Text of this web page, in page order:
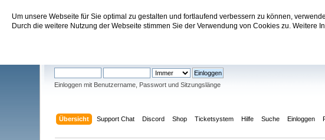
Um unsere Webseite für Sie optimal zu gestalten und fortlaufend verbessern zu können,
Durch die weitere Nutzung der Webseite stimmen Sie der Verwendung von Cookies zu. Weitere
Sundtek Support Forum
Einloggen mit Benutzername, Passwort und Sitzungslänge
Übersicht Support Chat Discord Shop Ticketsystem Hilfe Suche Einloggen